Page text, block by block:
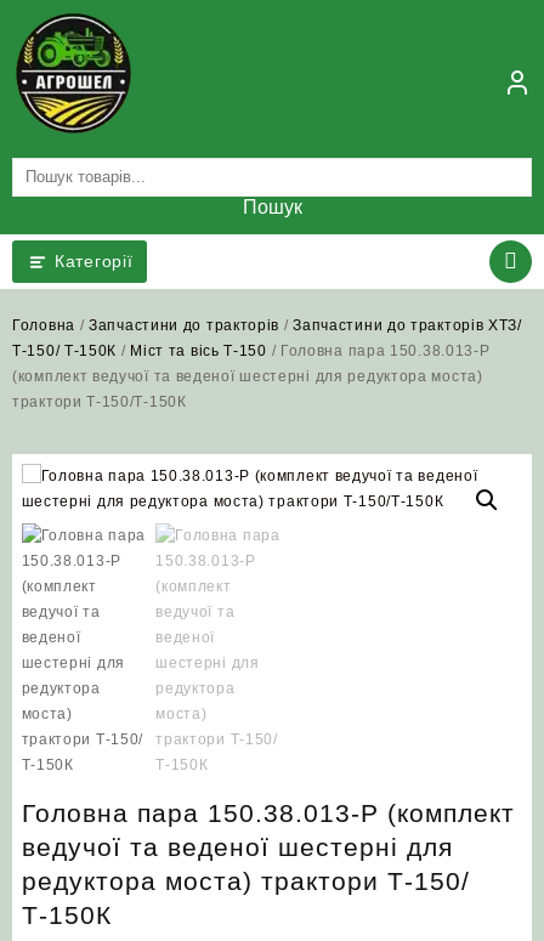
content
Пошук
Категорії
Головна /Запчастини до тракторів /Запчастини до тракторів ХТЗ/
Т-150/ Т-150К / Міст та вісь Т-150 / Головна пара 150.38.013-Р
(комплект ведучої та веденої шестерні для редуктора моста)
трактори Т‑150/Т‑150К
Головна пара 150.38.013-Р (комплект
ведучої та веденої шестерні для
редуктора моста) трактори Т‑150/
Т‑150К